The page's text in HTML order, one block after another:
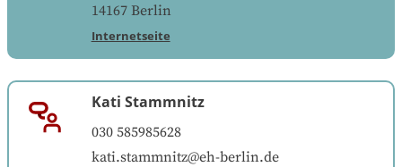
14167 Berlin
Internetseite
Kati Stammnitz
030 585985628
kati.stammnitz@eh-berlin.de